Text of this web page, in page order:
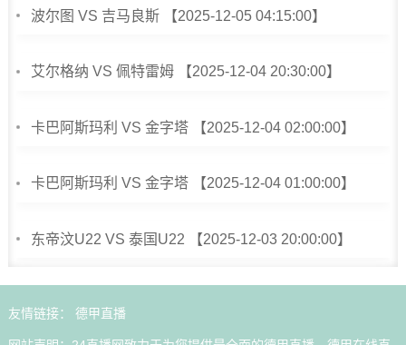
波尔图 VS 吉马良斯 【2025-12-05 04:15:00】
艾尔格纳 VS 佩特雷姆 【2025-12-04 20:30:00】
卡巴阿斯玛利 VS 金字塔 【2025-12-04 02:00:00】
卡巴阿斯玛利 VS 金字塔 【2025-12-04 01:00:00】
东帝汶U22 VS 泰国U22 【2025-12-03 20:00:00】
友情链接： 德甲直播